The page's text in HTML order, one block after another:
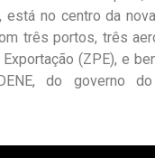
no centro da
três portos, três
(ZPE), e
do governo